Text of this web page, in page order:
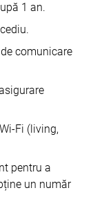
1 an.
comunicare
Fi (living,
pentru a
un număr